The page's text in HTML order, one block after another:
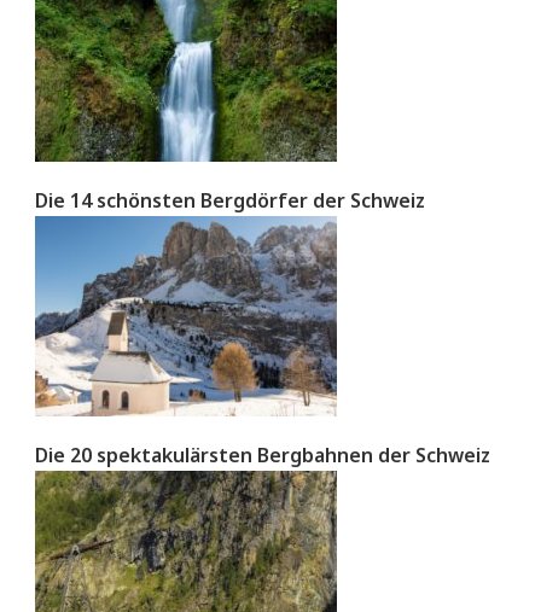
Die 14 schönsten Bergdörfer der Schweiz
Die 20 spektakulärsten Bergbahnen der Schweiz